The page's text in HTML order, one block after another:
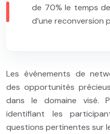
de 70% le temps
d’une reconversion
Les événements de
des opportunités
dans le domaine visé.
identifiant les
questions pertinentes sur